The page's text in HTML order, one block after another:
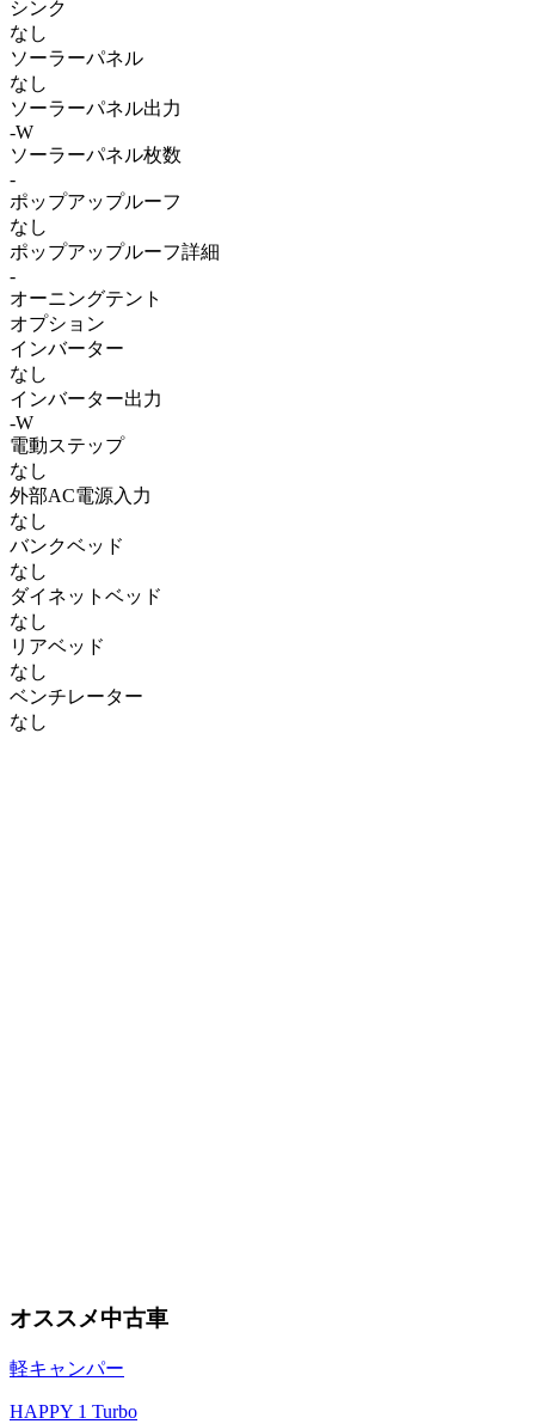
シンク
なし
ソーラーパネル
なし
ソーラーパネル出力
-W
ソーラーパネル枚数
-
ポップアップルーフ
なし
ポップアップルーフ詳細
-
オーニングテント
オプション
インバーター
なし
インバーター出力
-W
電動ステップ
なし
外部AC電源入力
なし
バンクベッド
なし
ダイネットベッド
なし
リアベッド
なし
ベンチレーター
なし
オススメ中古車
軽キャンパー
HAPPY 1 Turbo